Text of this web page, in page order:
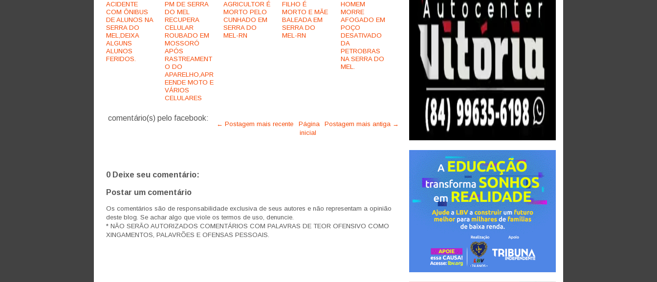
ACIDENTE
COM ÔNIBUS
DE ALUNOS NA
SERRA DO
MEL,DEIXA
ALGUNS
ALUNOS
FERIDOS.
PM DE SERRA
DO MEL
RECUPERA
CELULAR
ROUBADO EM
MOSSORÓ
APÓS
RASTREAMENT
O DO
APARELHO,APR
EENDE MOTO E
VÁRIOS
CELULARES
AGRICULTOR É
MORTO PELO
CUNHADO EM
SERRA DO
MEL-RN
FILHO É
MORTO E MÃE
BALEADA EM
SERRA DO
MEL-RN
HOMEM
MORRE
AFOGADO EM
POÇO
DESATIVADO
DA
PETROBRAS
NA SERRA DO
MEL.
comentário(s) pelo facebook:
← Postagem mais recente Postagem mais antiga →
Página
inicial
0 Deixe seu comentário:
Postar um comentário
Os comentários são de responsabilidade exclusiva de seus autores e não representam a opinião
deste blog. Se achar algo que viole os termos de uso, denuncie.
* NÃO SERÃO AUTORIZADOS COMENTÁRIOS COM PALAVRAS DE TEOR OFENSIVO COMO
XINGAMENTOS, PALAVRÕES E OFENSAS PESSOAIS.